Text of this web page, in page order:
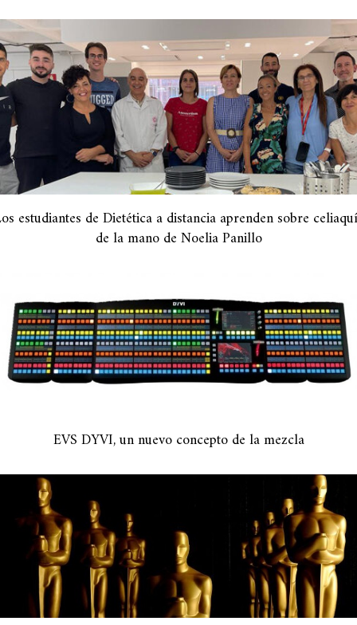
estudiantes de Dietética a distancia aprenden sobre
de la mano de Noelia Panillo
EVS DYVI, un nuevo concepto de la mezcla